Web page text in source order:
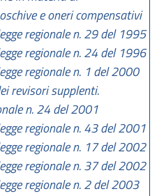
e oneri compensativi
regionale n. 29 del 1995
regionale n. 24 del 1996
regionale n. 1 del 2000
revisori supplenti.
n. 24 del 2001
regionale n. 43 del 2001
regionale n. 17 del 2002
regionale n. 37 del 2002
regionale n. 2 del 2003